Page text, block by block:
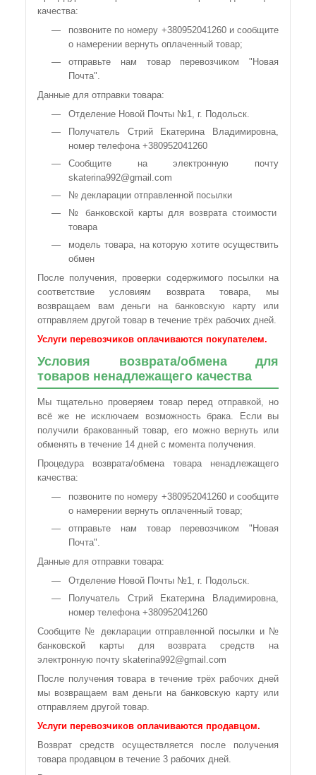
качества:
позвоните по номеру +380952041260 и сообщите
о намерении вернуть оплаченный товар;
отправьте нам товар перевозчиком "Новая
Почта".
Данные для отправки товара:
Отделение Новой Почты №1, г. Подольск.
Получатель Стрий Екатерина Владимировна,
номер телефона +380952041260
Сообщите на электронную почту
skaterina992@gmail.com
№ декларации отправленной посылки
№ банковской карты для возврата стоимости
товара
модель товара, на которую хотите осуществить
обмен
После получения, проверки содержимого посылки на
соответствие условиям возврата товара, мы
возвращаем вам деньги на банковскую карту или
отправляем другой товар в течение трёх рабочих дней.
Услуги перевозчиков оплачиваются покупателем.
Условия возврата/обмена для
товаров ненадлежащего качества
Мы тщательно проверяем товар перед отправкой, но
всё же не исключаем возможность брака. Если вы
получили бракованный товар, его можно вернуть или
обменять в течение 14 дней с момента получения.
Процедура возврата/обмена товара ненадлежащего
качества:
позвоните по номеру +380952041260 и сообщите
о намерении вернуть оплаченный товар;
отправьте нам товар перевозчиком "Новая
Почта".
Данные для отправки товара:
Отделение Новой Почты №1, г. Подольск.
Получатель Стрий Екатерина Владимировна,
номер телефона +380952041260
Сообщите № декларации отправленной посылки и №
банковской карты для возврата средств на
электронную почту skaterina992@gmail.com
После получения товара в течение трёх рабочих дней
мы возвращаем вам деньги на банковскую карту или
отправляем другой товар.
Услуги перевозчиков оплачиваются продавцом.
Возврат средств осуществляется после получения
товара продавцом в течение 3 рабочих дней.